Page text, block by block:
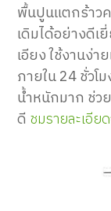
พื้นปูนแตกร้าว
เดิมได้อย่างดีเ
เอียง ใช้งานง่า
ภายใน 24 ชั่วโ
น้ำหนักมาก ช่ว
ดี ชมรายละเอีย